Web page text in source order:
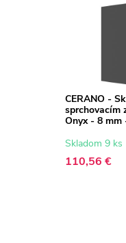
CERANO -
sprchovacím
Onyx - 8 mm
Skladom 9 ks
110,56 €